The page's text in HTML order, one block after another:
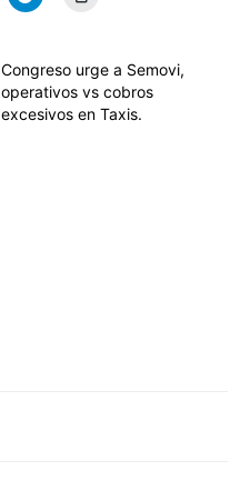
Congreso urge a Semovi,
operativos vs cobros
excesivos en Taxis.